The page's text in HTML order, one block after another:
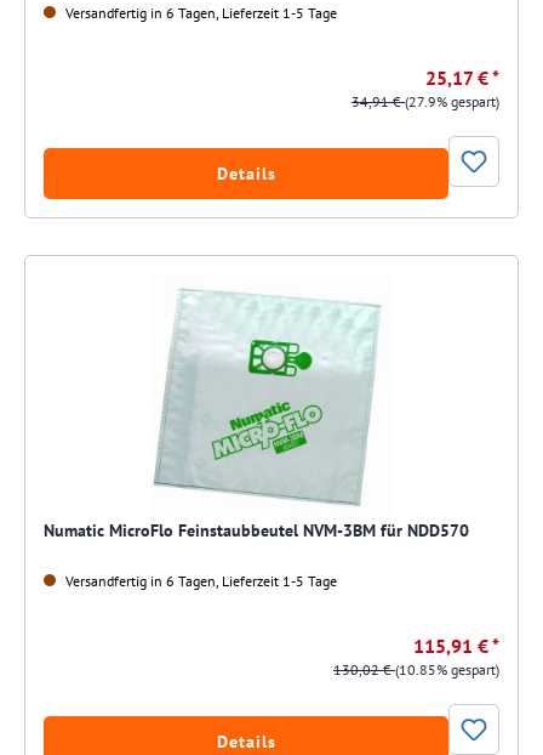
Versandfertig in 6 Tagen, Lieferzeit 1-5 Tage
25,17 € *
34,91 €(27.9% gespart)
Details
Numatic MicroFlo Feinstaubbeutel NVM-3BM für NDD570
Versandfertig in 6 Tagen, Lieferzeit 1-5 Tage
115,91 € *
130,02 €(10.85% gespart)
Details